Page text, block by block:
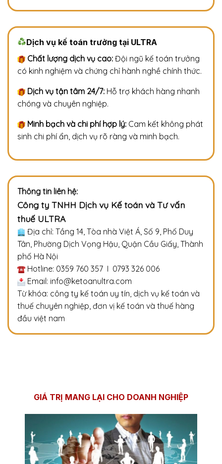
Dịch vụ kế toán trưởng tại ULTRA
Chất lượng dịch vụ cao: Đội ngũ kế toán trưởng
có kinh nghiệm và chứng chỉ hành nghề chính thức.
Dịch vụ tận tâm 24/7: Hỗ trợ khách hàng nhanh
chóng và chuyên nghiệp.
Minh bạch và chi phí hợp lý: Cam kết không phát
sinh chi phí ẩn, dịch vụ rõ ràng và minh bạch.
Thông tin liên hệ:
Công ty TNHH Dịch vụ Kế toán và Tư vấn
thuế ULTRA
Địa chỉ: Tầng 14, Tòa nhà Việt Á, Số 9, Phố Duy
Tân, Phường Dịch Vọng Hậu, Quận Cầu Giấy, Thành
phố Hà Nội
Hotline: 0359 760 357 I 0793 326 006
Email: info@ketoanultra.com
Từ khóa: công ty kế toán uy tín, dịch vụ kế toán và
thuế chuyên nghiệp, đơn vị kế toán và thuế hàng
đầu việt nam
GIÁ TRỊ MANG LẠI CHO DOANH NGHIỆP